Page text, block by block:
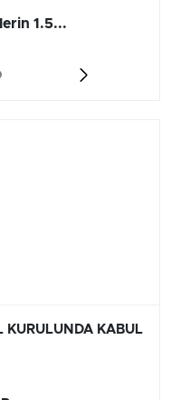
ve...
KURULUNDA KABUL